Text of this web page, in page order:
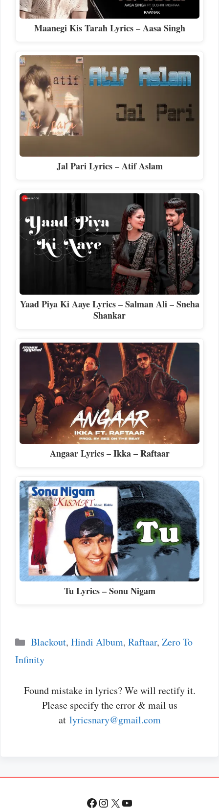
Maanegi Kis Tarah Lyrics – Aasa Singh
Jal Pari Lyrics – Atif Aslam
Yaad Piya Ki Aaye Lyrics – Salman Ali – Sneha
Shankar
Angaar Lyrics – Ikka – Raftaar
Tu Lyrics – Sonu Nigam
Categories
Blackout, Hindi Album, Raftaar, Zero To
Infinity
Found mistake in lyrics? We will rectify it.
Please specify the error & mail us
at lyricsnary@gmail.com
Facebook
Instagram
X YouTube